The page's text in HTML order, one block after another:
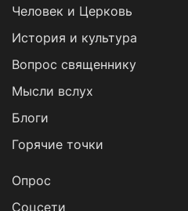
Человек и Церковь
История и культура
Вопрос священнику
Мысли вслух
Блоги
Горячие точки
Опрос
Cоцсети